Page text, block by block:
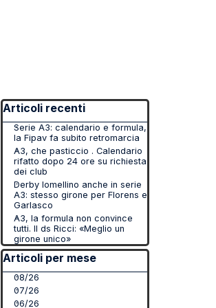
Salta blocco Articoli recenti
Articoli recenti
Serie A3: calendario e formula,
la Fipav fa subito retromarcia
A3, che pasticcio . Calendario
rifatto dopo 24 ore su richiesta
dei club
Derby lomellino anche in serie
A3: stesso girone per Florens e
Garlasco
A3, la formula non convince
tutti. Il ds Ricci: «Meglio un
girone unico»
Salta blocco Articoli per mese
Articoli per mese
08/26
07/26
06/26